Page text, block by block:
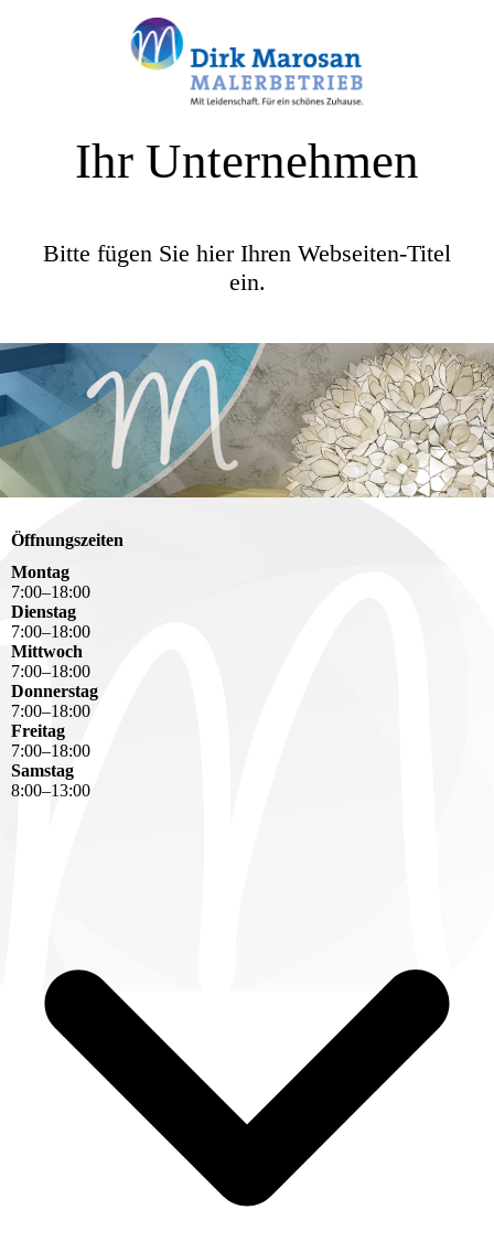
Ihr Unternehmen
Bitte fügen Sie hier Ihren Webseiten-Titel
ein.
Öffnungszeiten
Montag
7:00–18:00
Dienstag
7:00–18:00
Mittwoch
7:00–18:00
Donnerstag
7:00–18:00
Freitag
7:00–18:00
Samstag
8:00–13:00